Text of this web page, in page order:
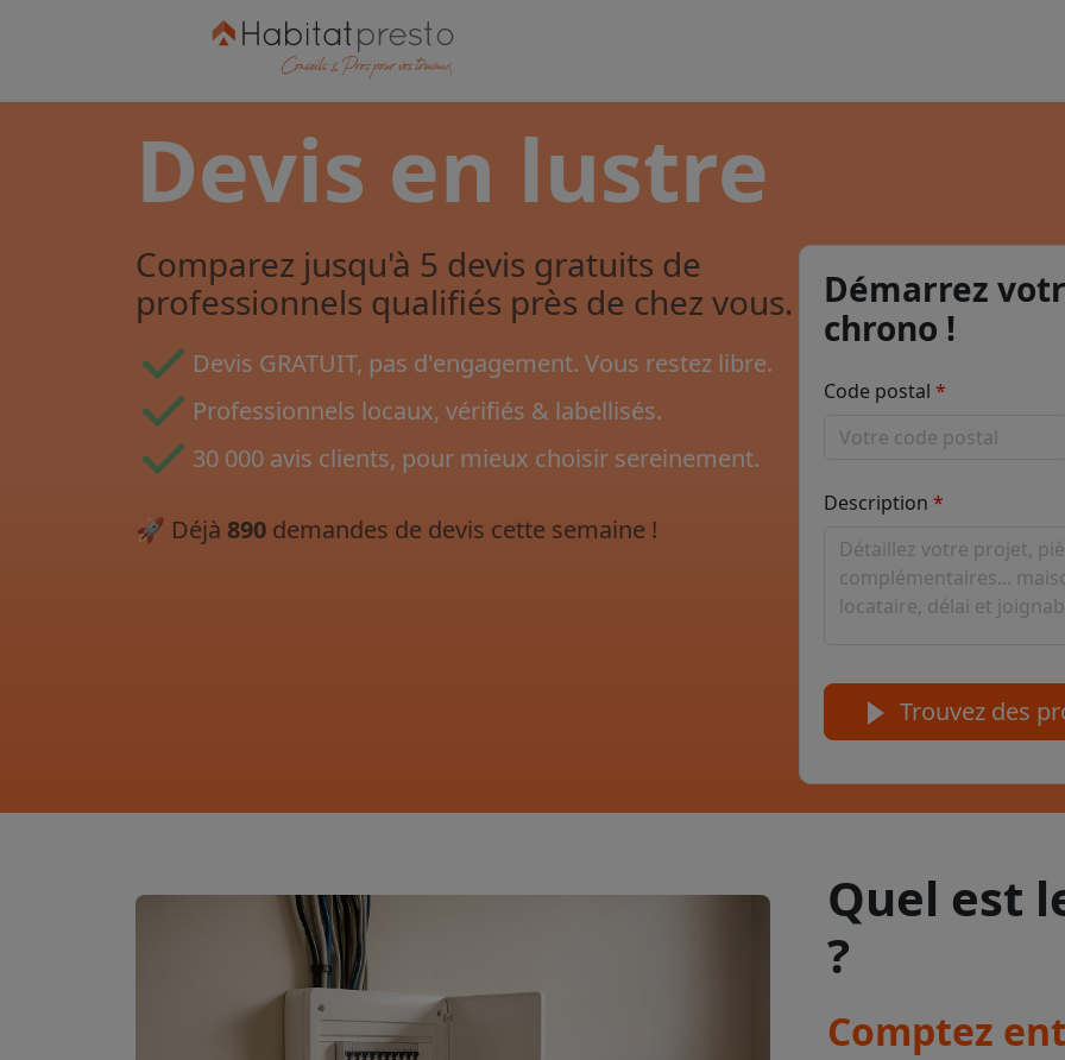
Devis en lustre
Comparez jusqu'à 5 devis gratuits de
professionnels qualifiés près de chez vous.
Devis GRATUIT, pas d'engagement. Vous restez libre.
Professionnels locaux, vérifiés & labellisés.
30 000 avis clients, pour mieux choisir sereinement.
🚀 Déjà 890 demandes de devis cette semaine !
Démarrez
chrono !
Code postal
Description
Trouvez des
Quel est
?
Comptez